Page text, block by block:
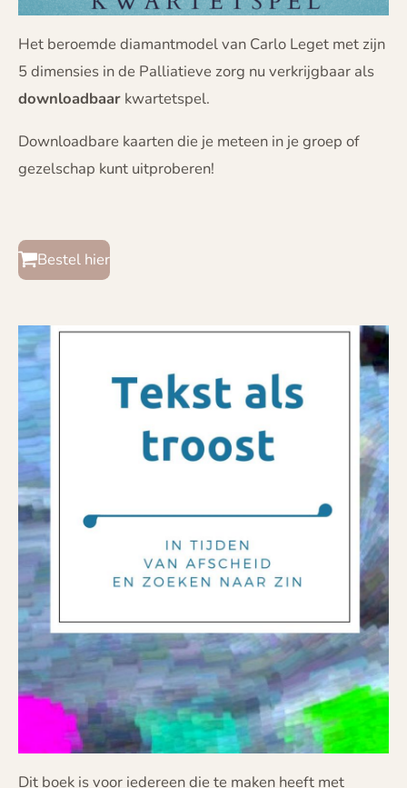
Het beroemde diamantmodel van Carlo Leget met zijn
5 dimensies in de Palliatieve zorg nu verkrijgbaar als
downloadbaar kwartetspel.
Downloadbare kaarten die je meteen in je groep of
gezelschap kunt uitproberen!
Bestel hier
Dit boek is voor iedereen die te maken heeft met